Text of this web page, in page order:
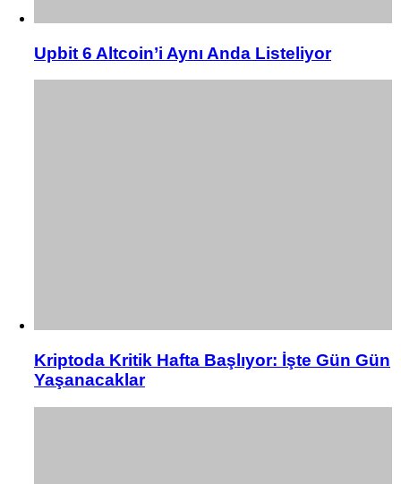
Upbit 6 Altcoin’i Aynı Anda Listeliyor
Kriptoda Kritik Hafta Başlıyor: İşte Gün Gün
Yaşanacaklar